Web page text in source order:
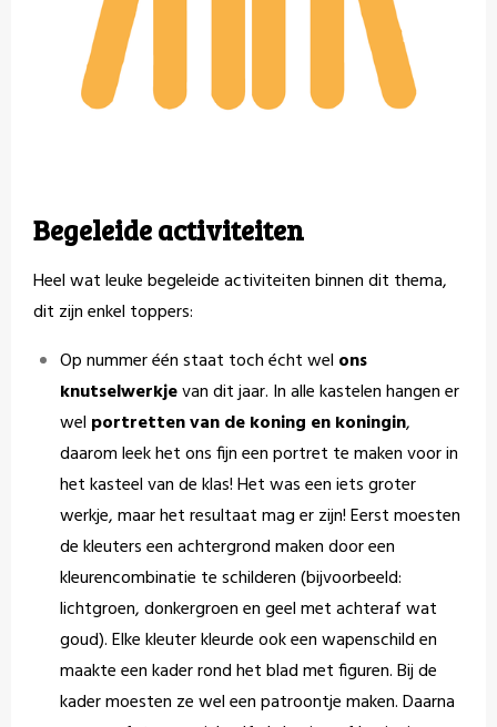
Begeleide activiteiten
Heel wat leuke begeleide activiteiten binnen dit thema,
dit zijn enkel toppers:
Op nummer één staat toch écht wel ons
knutselwerkjevan dit jaar. In alle kastelen hangen er
wel portretten van de koning en koningin,
daarom leek het ons fijn een portret te maken voor in
het kasteel van de klas! Het was een iets groter
werkje, maar het resultaat mag er zijn! Eerst moesten
de kleuters een achtergrond maken door een
kleurencombinatie te schilderen (bijvoorbeeld:
lichtgroen, donkergroen en geel met achteraf wat
goud). Elke kleuter kleurde ook een wapenschild en
maakte een kader rond het blad met figuren. Bij de
kader moesten ze wel een patroontje maken. Daarna